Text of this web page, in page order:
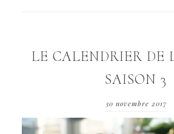
LE CALENDRIER DE
SAISON 3
30 novembre 2017